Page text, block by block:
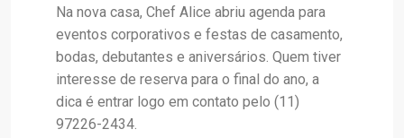
Na nova casa, Chef Alice abriu agenda para
eventos corporativos e festas de casamento,
bodas, debutantes e aniversários. Quem tiver
interesse de reserva para o final do ano, a
dica é entrar logo em contato pelo (11)
97226-2434.